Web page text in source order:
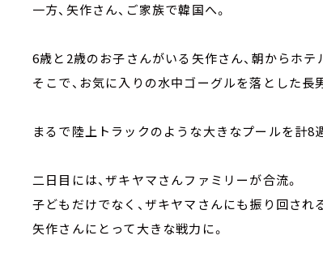
一方、矢作さん、ご家族で韓国へ。
6歳と2歳のお子さんがいる矢作さん、朝からホテ
そこで、お気に入りの水中ゴーグルを落とした長
まるで陸上トラックのような大きなプールを計8週
二日目には、ザキヤマさんファミリーが合流。
子どもだけでなく、ザキヤマさんにも振り回され
矢作さんにとって大きな戦力に。